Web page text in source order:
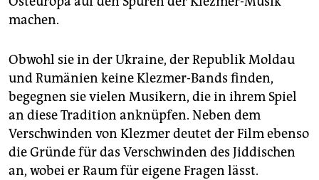
machen.
Obwohl sie in der Ukraine, der Republik Moldau
und Rumänien keine Klezmer-Bands finden,
begegnen sie vielen Musikern, die in ihrem Spiel
an diese Tradition anknüpfen. Neben dem
Verschwinden von Klezmer deutet der Film ebenso
die Gründe für das Verschwinden des Jiddischen
an, wobei er Raum für eigene Fragen lässt.